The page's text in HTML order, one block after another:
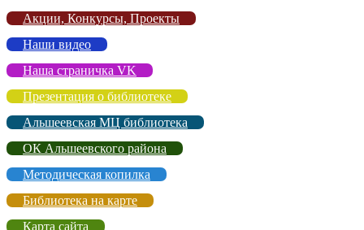
Акции, Конкурсы, Проекты
Наши видео
Наша страничка VK
Презентация о библиотеке
Альшеевская МЦ библиотека
ОК Альшеевского района
Методическая копилка
Библиотека на карте
Карта сайта